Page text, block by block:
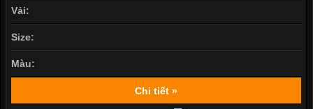
Vải:
Size:
Màu:
Chi tiết »